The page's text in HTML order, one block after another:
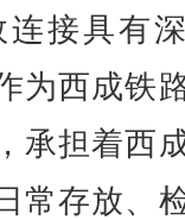
接具有
为西成铁
承担着西
常存放、